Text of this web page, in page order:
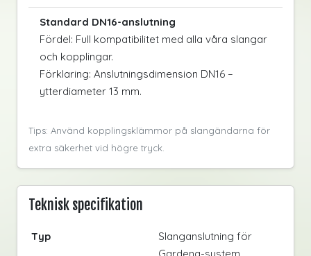
Standard DN16-anslutning
Fördel: Full kompatibilitet med alla våra slangar
och kopplingar.
Förklaring: Anslutningsdimension DN16 –
ytterdiameter 13 mm.
Tips: Använd kopplingsklämmor på slangändarna för
extra säkerhet vid högre tryck.
Teknisk specifikation
Typ
Slanganslutning för